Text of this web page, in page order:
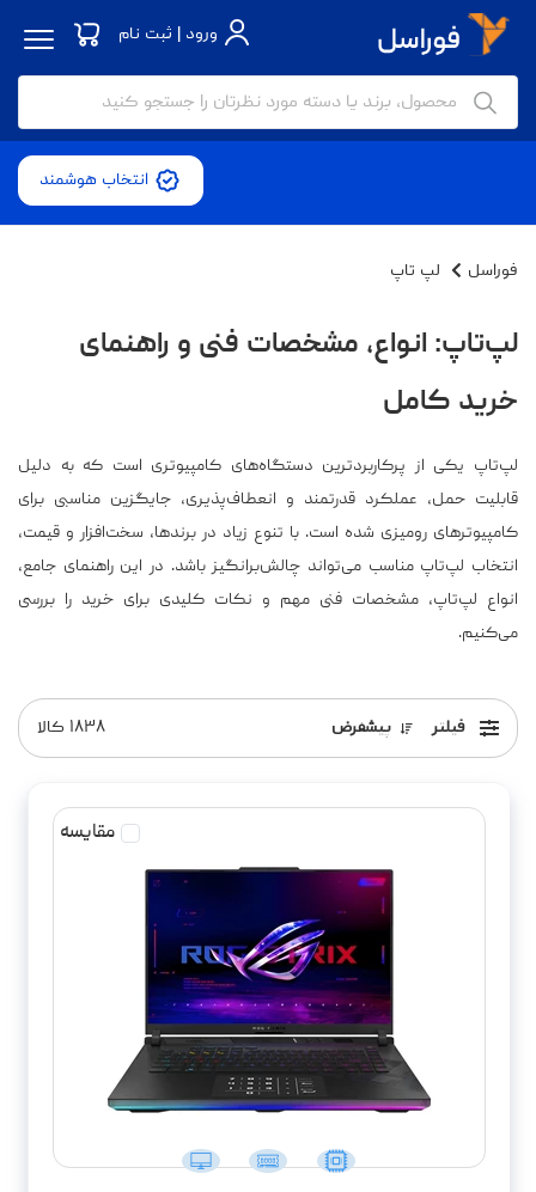
ورود | ثبت نام
انتخاب هوشمند
فوراسل لپ تاپ
لپ‌تاپ: انواع، مشخصات فنی و راهنمای
خرید کامل
لپ‌تاپ یکی از پرکاربردترین دستگاه‌های کامپیوتری است که به دلیل
قابلیت حمل، عملکرد قدرتمند و انعطاف‌پذیری، جایگزین مناسبی برای
کامپیوترهای رومیزی شده است. با تنوع زیاد در برندها، سخت‌افزار و قیمت،
انتخاب لپ‌تاپ مناسب می‌تواند چالش‌برانگیز باشد. در این راهنمای جامع،
انواع لپ‌تاپ، مشخصات فنی مهم و نکات کلیدی برای خرید را بررسی
می‌کنیم.
فیلتر پیشفرض ۱۸۳۸ کالا
مقایسه